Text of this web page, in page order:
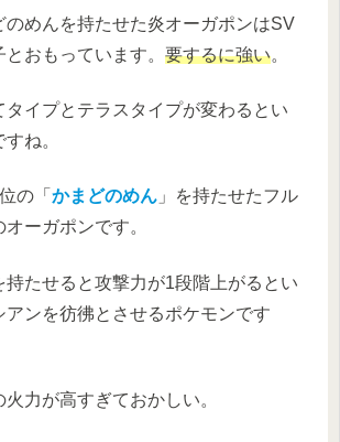
のめんを持たせた炎オーガポンはSV
おもっています。 要するに強い。
タイプとテラスタイプが変わるとい
ね。
の「 かまどのめん 」を持たせたフル
ーガポンです。
持たせると攻撃力が1段階上がるとい
アンを彷彿とさせるポケモンです
力が高すぎておかしい。